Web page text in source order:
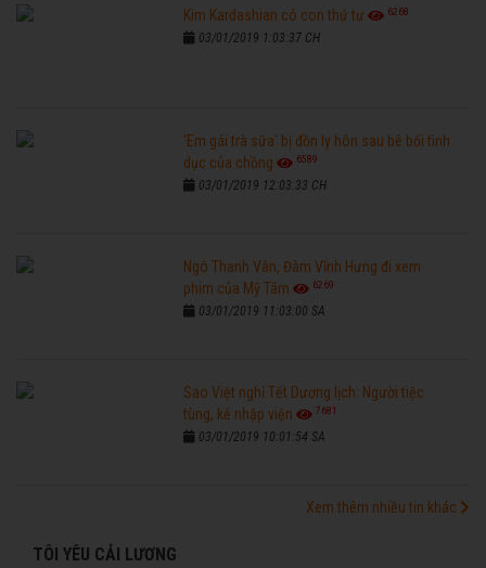
Kim Kardashian có con thứ tư 6268
03/01/2019 1:03:37 CH
'Em gái trà sữa' bị đồn ly hôn sau bê bối tình
dục của chồng
6589
03/01/2019 12:03:33 CH
Ngô Thanh Vân, Đàm Vĩnh Hưng đi xem
phim của Mỹ Tâm
6269
03/01/2019 11:03:00 SA
Sao Việt nghỉ Tết Dương lịch: Người tiệc
tùng, kẻ nhập viện
7681
03/01/2019 10:01:54 SA
Xem thêm nhiều tin khác
TÔI YÊU CẢI LƯƠNG